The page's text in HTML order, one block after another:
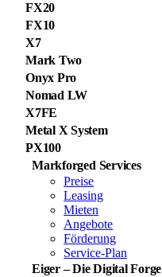
FX20
FX10
X7
Mark Two
Onyx Pro
Nomad LW
X7FE
Metal X System
PX100
Markforged Services
Preise
Leasing
Mieten
Angebote
Förderung
Service-Plan
Eiger – Die Digital Forge